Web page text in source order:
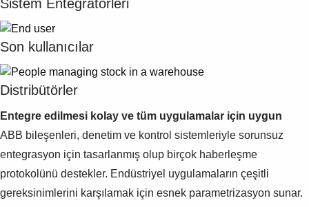
Sistem Entegratörleri
Son kullanıcılar
Distribütörler
Entegre edilmesi kolay ve tüm uygulamalar için uygun
ABB bileşenleri, denetim ve kontrol sistemleriyle sorunsuz
entegrasyon için tasarlanmış olup birçok haberleşme
protokolünü destekler. Endüstriyel uygulamaların çeşitli
gereksinimlerini karşılamak için esnek parametrizasyon sunar.